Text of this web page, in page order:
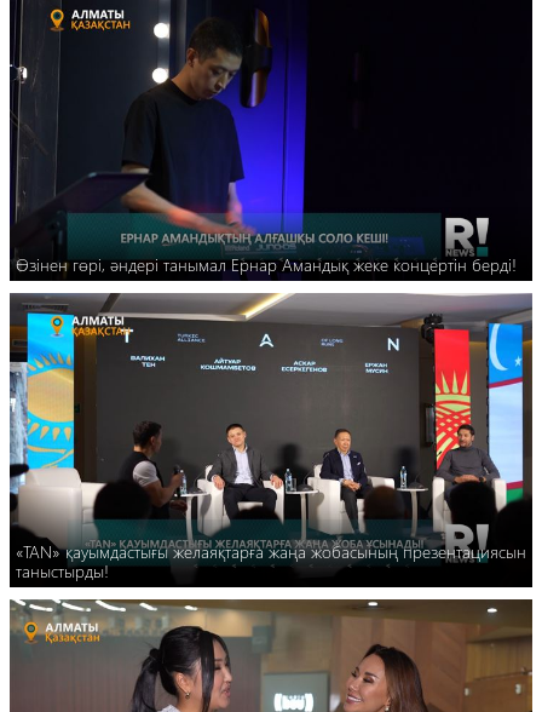
Өзінен гөрі, әндері танымал Ернар Амандық жеке концертін берді!
«TAN» қауымдастығы желаяқтарға жаңа жобасының презентациясын
таныстырды!